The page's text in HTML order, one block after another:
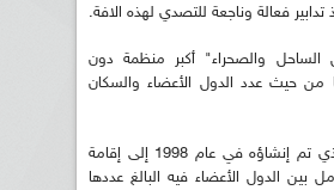
فعالة وناجعة للتصدي لهذه الافة.
الساحل والصحراء" أكبر منظمة دون
من حيث عدد الدول الأعضاء والسكان
ويهدف التجمع- الذي تم إنشاؤه في عام 1998 إلى إقامة
بين الدول الأعضاء فيه البالغ عددها